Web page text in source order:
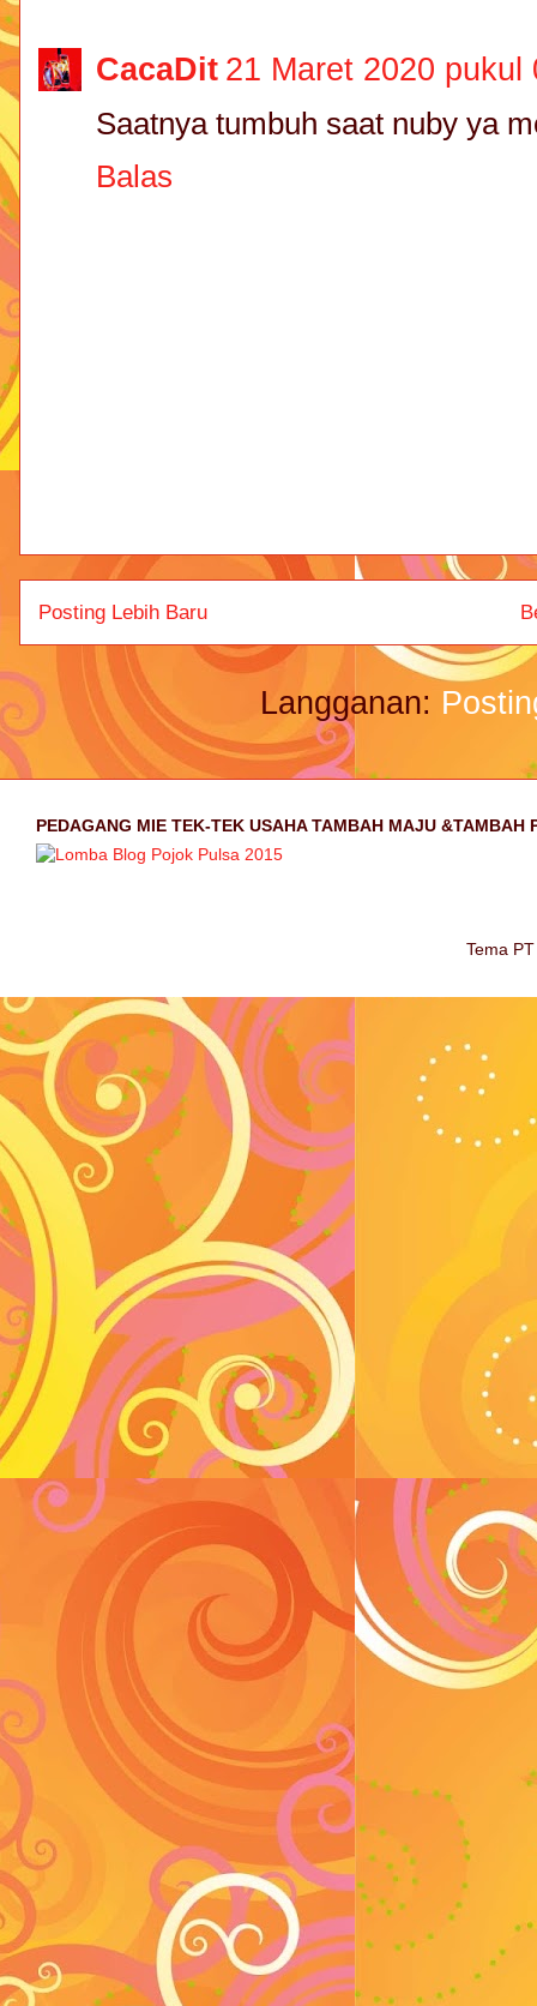
CacaDit 21 Maret 2020 pukul
Saatnya tumbuh saat nuby ya
Balas
Posting Lebih Baru
Langganan:
PEDAGANG MIE TEK-TEK USAHA TAMBAH MAJU &TAMBAH
Tema